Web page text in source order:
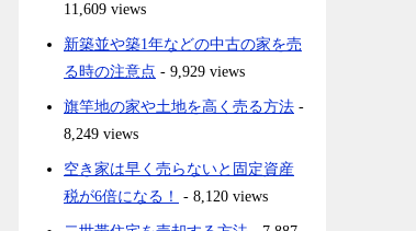
11,609 views
新築並や築1年などの中古の家を売
る時の注意点 - 9,929 views
旗竿地の家や土地を高く売る方法 -
8,249 views
空き家は早く売らないと固定資産
税が6倍になる！
- 8,120 views